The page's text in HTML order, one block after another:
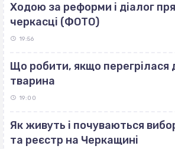
Ходою за реформи і діалог
черкасці (ФОТО)
19:56
Що робити, якщо перегрілася
тварина
19:00
Як живуть і почуваються
та реєстр на Черкащині